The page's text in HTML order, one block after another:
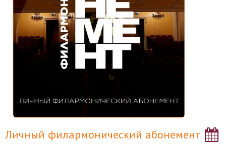
Личный филармонический абонемент